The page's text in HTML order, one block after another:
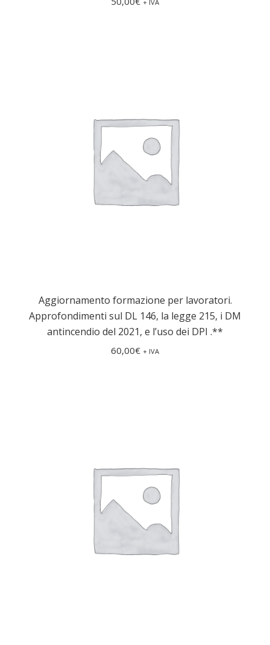
+ IVA
Aggiornamento formazione per lavoratori.
Approfondimenti sul DL 146, la legge 215, i DM
antincendio del 2021, e l’uso dei DPI .**
60,00€ + IVA